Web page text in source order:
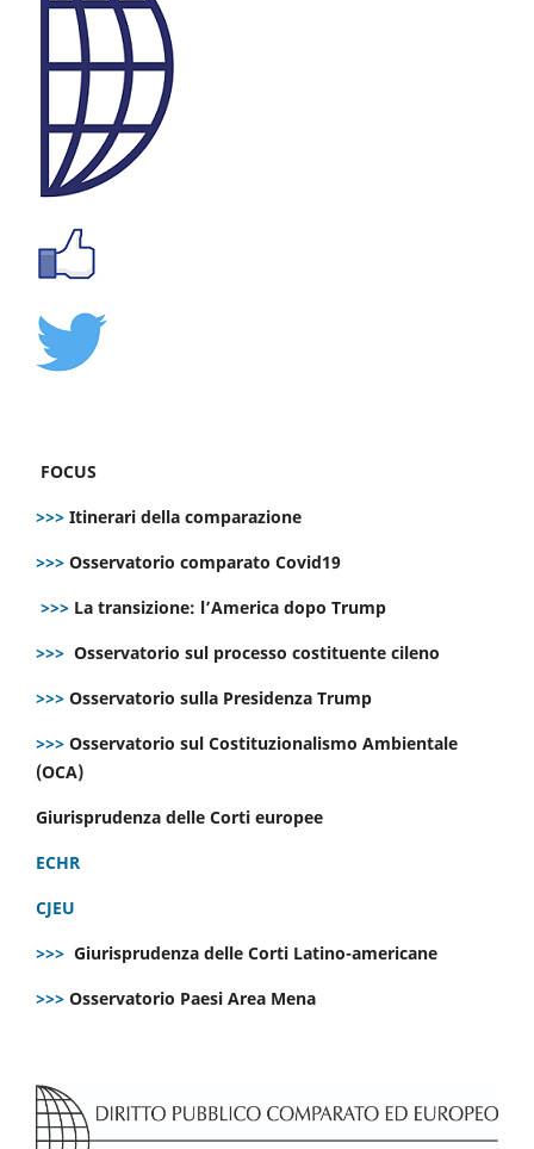
FOCUS
>>> Itinerari della comparazione
>>> Osservatorio comparato Covid19
>>> La transizione: l’America dopo Trump
>>> Osservatorio sul processo costituente cileno
>>> Osservatorio sulla Presidenza Trump
>>> Osservatorio sul Costituzionalismo Ambientale
(OCA)
Giurisprudenza delle Corti europee
ECHR
CJEU
>>> Giurisprudenza delle Corti Latino-americane
>>> Osservatorio Paesi Area Mena